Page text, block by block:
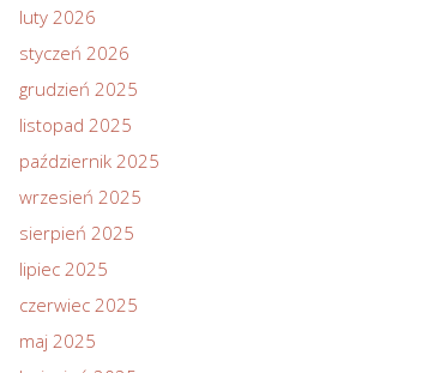
luty 2026
styczeń 2026
grudzień 2025
listopad 2025
październik 2025
wrzesień 2025
sierpień 2025
lipiec 2025
czerwiec 2025
maj 2025